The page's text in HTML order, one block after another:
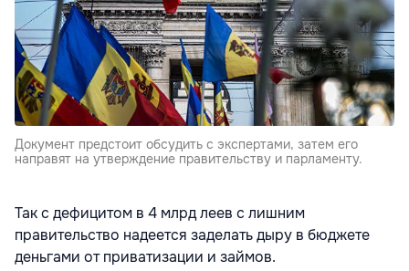
Документ предстоит обсудить с экспертами, затем его
направят на утверждение правительству и парламенту.
Так с дефицитом в 4 млрд леев с лишним
правительство надеется заделать дыру в бюджете
деньгами от приватизации и займов.